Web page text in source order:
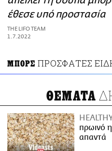
ΑΜΠΑ
PRINT
έθεσε υπό προστασία
THE LIFO TEAM
1.7.2022
ΜΠΟΡΣ ΠΡΟΣΦΑΤΕΣ
ΘΕΜΑΤΑ
πρωινό
απαντά